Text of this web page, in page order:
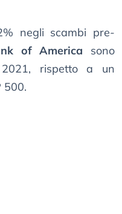
negli scambi pre-
of America sono
rispetto a un
500.